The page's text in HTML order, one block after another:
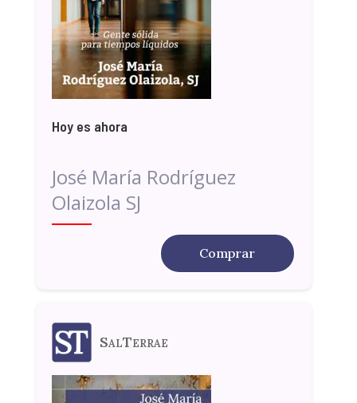
Hoy es ahora
José María Rodríguez
Olaizola SJ
Comprar
SalTerrae